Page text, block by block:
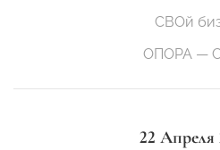
СВОй
ОПОРА —
22 Апреля